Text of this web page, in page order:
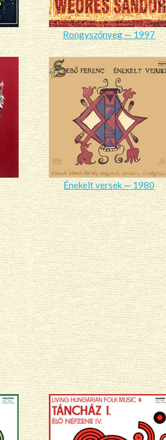
Rongyszőnyeg — 1997
Énekelt versek — 1980